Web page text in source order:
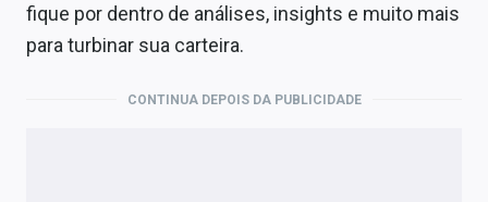
fique por dentro de análises, insights e muito mais
para turbinar sua carteira.
CONTINUA DEPOIS DA PUBLICIDADE